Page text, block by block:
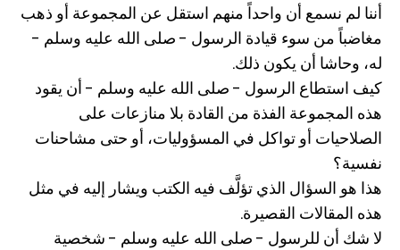
أننا لم نسمع أن واحداً منهم استقل عن المجموعة أو ذهب
مغاضباً من سوء قيادة الرسول - صلى الله عليه وسلم -
له، وحاشا أن يكون ذلك.
كيف استطاع الرسول - صلى الله عليه وسلم - أن يقود
هذه المجموعة الفذة من القادة بلا منازعات على
الصلاحيات أو تواكل في المسؤوليات، أو حتى مشاحنات
نفسية؟
هذا هو السؤال الذي تؤلَّف فيه الكتب ويشار إليه في مثل
هذه المقالات القصيرة.
لا شك أن للرسول - صلى الله عليه وسلم - شخصية